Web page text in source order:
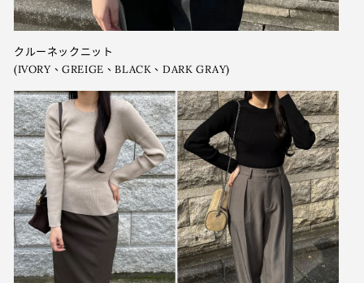
クルーネックニット
(IVORY、GREIGE、BLACK、DARK GRAY)